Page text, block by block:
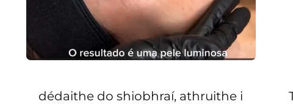
dédaithe do shiobhraí, athruithe i